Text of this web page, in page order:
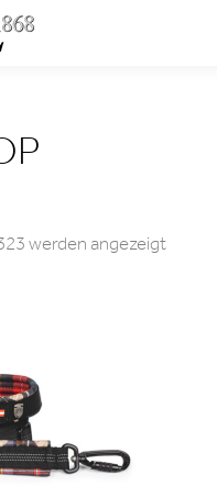
werden angezeigtNach